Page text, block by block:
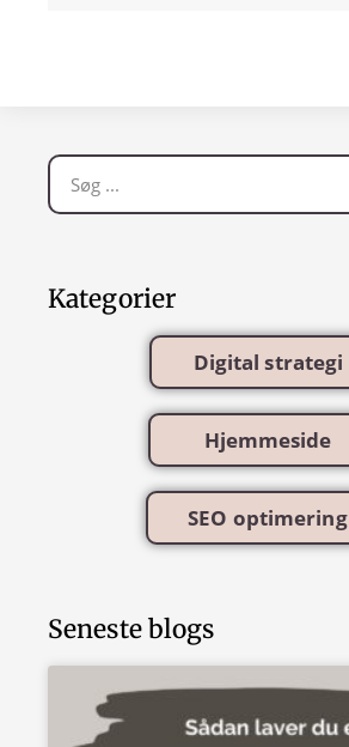
Kategorier
Digital strategi
Hjemmeside
SEO optimering
Seneste blogs